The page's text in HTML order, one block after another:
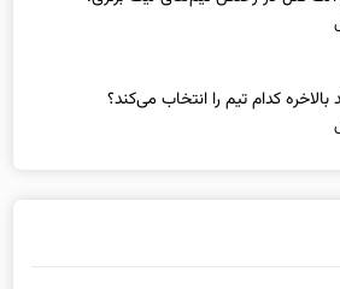
بالاخره کدام تیم را انتخاب می‌کند؟